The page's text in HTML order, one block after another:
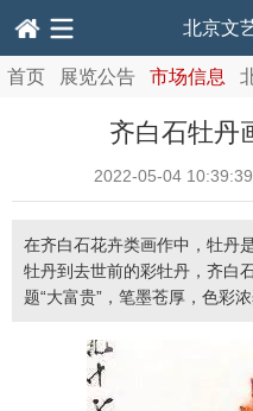
北京文
首页 展览公告 市场信息
齐白石牡丹
2022-05-04 10:39:39
在齐白石花卉类画作中，牡丹
牡丹到去世前的彩牡丹，齐白
题“大富贵”，笔墨苍厚，色彩